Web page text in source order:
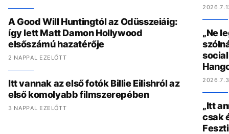
A Good Will Huntingtól az Odüsszeiáig:
így lett Matt Damon Hollywood
elsőszámú hazatérője
2 NAPPAL EZELŐTT
Itt vannak az első fotók Billie Eilishról az
első komolyabb filmszerepében
3 NAPPAL EZELŐTT
„Ne
„Itt
csak